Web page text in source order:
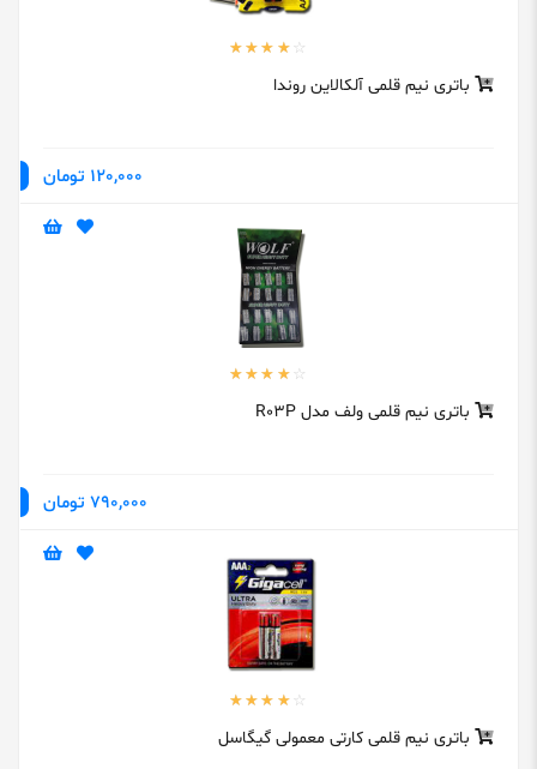
باتری نیم قلمی آلکالاین روندا
120,000 تومان
باتری نیم قلمی ولف مدل R03P
790,000 تومان
باتری نیم قلمی کارتی معمولی گیگاسل